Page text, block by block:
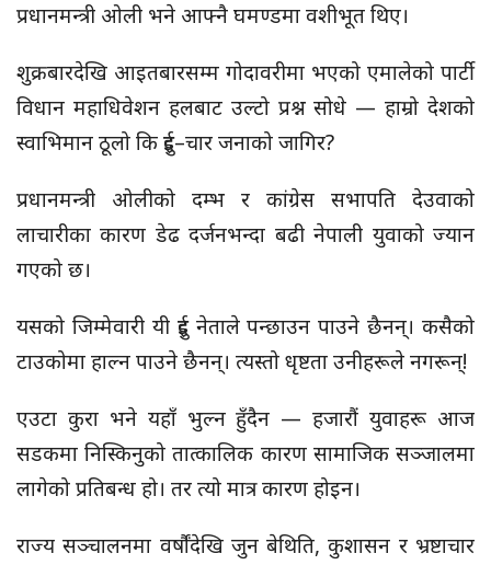
प्रधानमन्त्री ओली भने आफ्नै घमण्डमा वशीभूत थिए।
शुक्रबारदेखि आइतबारसम्म गोदावरीमा भएको एमालेको पार्टी
विधान महाधिवेशन हलबाट उल्टो प्रश्न सोधे — हाम्रो देशको
स्वाभिमान ठूलो कि दुई–चार जनाको जागिर?
प्रधानमन्त्री ओलीको दम्भ र कांग्रेस सभापति देउवाको
लाचारीका कारण डेढ दर्जनभन्दा बढी नेपाली युवाको ज्यान
गएको छ।
यसको जिम्मेवारी यी दुई नेताले पन्छाउन पाउने छैनन्। कसैको
टाउकोमा हाल्न पाउने छैनन्। त्यस्तो धृष्टता उनीहरूले नगरून्!
एउटा कुरा भने यहाँ भुल्न हुँदैन — हजारौं युवाहरू आज
सडकमा निस्किनुको तात्कालिक कारण सामाजिक सञ्जालमा
लागेको प्रतिबन्ध हो। तर त्यो मात्र कारण होइन।
राज्य सञ्चालनमा वर्षौंदेखि जुन बेथिति, कुशासन र भ्रष्टाचार